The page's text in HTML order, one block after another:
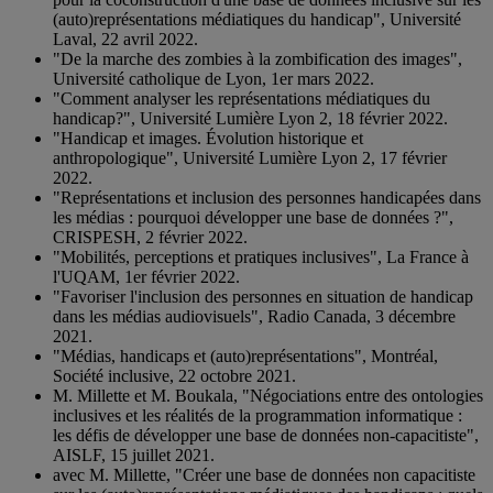
(auto)représentations médiatiques du handicap", Université
Laval, 22 avril 2022.
"De la marche des zombies à la zombification des images",
Université catholique de Lyon, 1er mars 2022.
"Comment analyser les représentations médiatiques du
handicap?", Université Lumière Lyon 2, 18 février 2022.
"Handicap et images. Évolution historique et
anthropologique", Université Lumière Lyon 2, 17 février
2022.
"Représentations et inclusion des personnes handicapées dans
les médias : pourquoi développer une base de données ?",
CRISPESH, 2 février 2022.
"Mobilités, perceptions et pratiques inclusives", La France à
l'UQAM, 1er février 2022.
"Favoriser l'inclusion des personnes en situation de handicap
dans les médias audiovisuels", Radio Canada, 3 décembre
2021.
"Médias, handicaps et (auto)représentations", Montréal,
Société inclusive, 22 octobre 2021.
M. Millette et M. Boukala, "Négociations entre des ontologies
inclusives et les réalités de la programmation informatique :
les défis de développer une base de données non-capacitiste",
AISLF, 15 juillet 2021.
avec M. Millette, "Créer une base de données non capacitiste